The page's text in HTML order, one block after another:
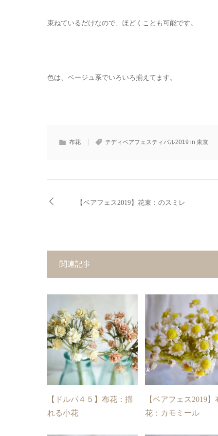
束ねているだけなので、ほどくことも可能です。
色は、ベージュ系でいろいろ揃えてます。
布花 テディベアフェスティバル2019 in 東京
【ベアフェス2019】花束：のスミレ
関連記事
【ドルパ４５】布花：揺
れる小花
【ベアフェス2019】
花：カモミール